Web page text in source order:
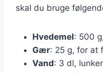
skal du bruge
Hvedemel: 500
Gær: 25 g, for at
Vand: 3 dl,